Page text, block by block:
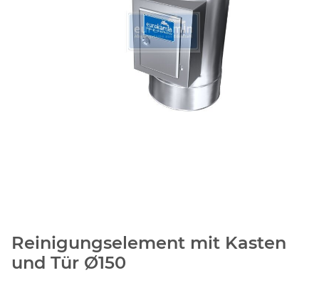
Reinigungselement mit Kasten
und Tür Ø150